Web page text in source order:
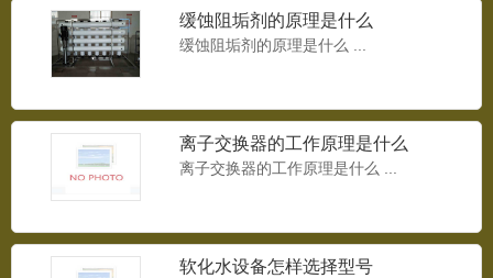
缓蚀阻垢剂的原理是什么
缓蚀阻垢剂的原理是什么 ...
离子交换器的工作原理是什么
离子交换器的工作原理是什么 ...
软化水设备怎样选择型号
8T/H反渗透设备
8T/H反渗透设备...
9T/H反渗透设备